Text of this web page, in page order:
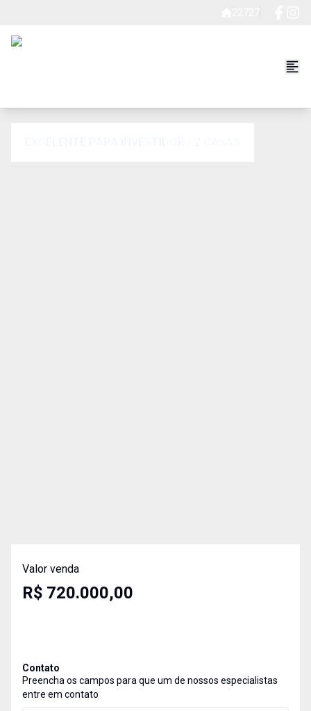
Valor venda
R$ 720.000,00
Contato
Preencha os campos para que um de nossos especialistas
entre em contato